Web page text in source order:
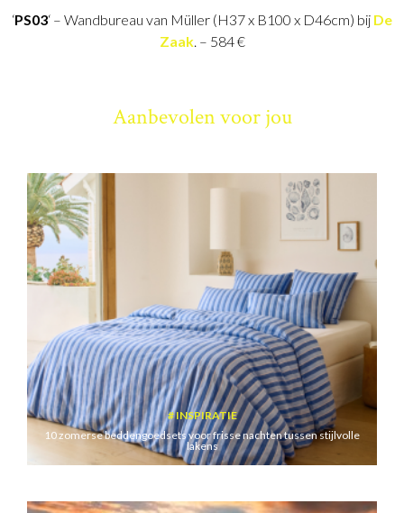
‘PS03‘ – Wandbureau van Müller (H37 x B100 x D46cm) bij De
Zaak. – 584 €
Aanbevolen voor jou
INSPIRATIE
10 zomerse beddengoedsets voor frisse nachten tussen stijlvolle
lakens